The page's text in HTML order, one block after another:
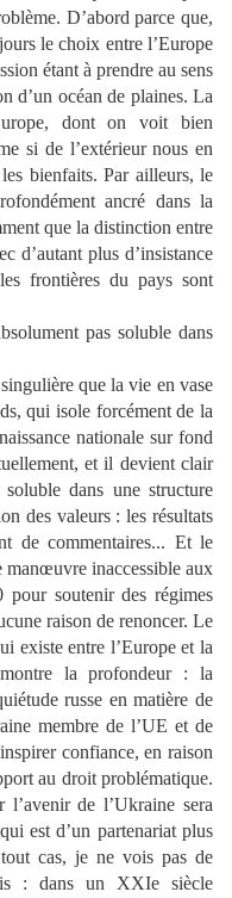
D’abord parce que,
le choix entre l’Europe
étant à prendre au sens
d’un océan de plaines. La
dont on voit bien
si de l’extérieur nous en
bienfaits. Par ailleurs, le
ndément ancré dans la
que la distinction entre
d’autant plus d’insistance
frontières du pays sont
pas soluble dans
que la vie en vase
qui isole forcément de la
nationale sur fond
et il devient clair
dans une structure
des valeurs : les résultats
de commentaires... Et le
manœuvre inaccessible aux
pour soutenir des régimes
raison de renoncer. Le
existe entre l’Europe et la
la profondeur : la
russe en matière de
membre de l’UE et de
confiance, en raison
au droit problématique.
l’avenir de l’Ukraine sera
est d’un partenariat plus
cas, je ne vois pas de
: dans un XXIe siècle